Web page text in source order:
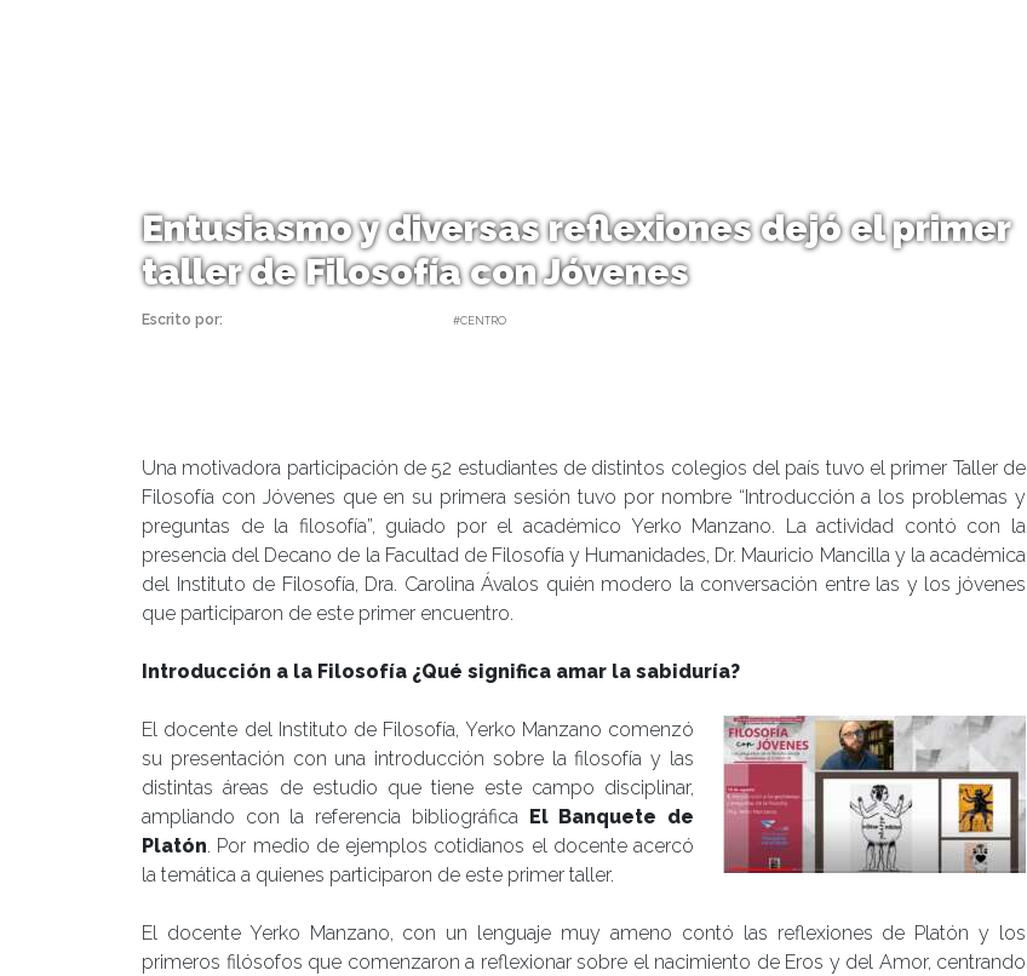
Entusiasmo y diversas reflexiones dejó el primer
taller de Filosofía con Jóvenes
Escrito por: #CENTRO
Una motivadora participación de 52 estudiantes de distintos colegios del país tuvo el primer Taller de
Filosofía con Jóvenes que en su primera sesión tuvo por nombre “Introducción a los problemas y
preguntas de la filosofía”, guiado por el académico Yerko Manzano. La actividad contó con la
presencia del Decano de la Facultad de Filosofía y Humanidades, Dr. Mauricio Mancilla y la académica
del Instituto de Filosofía, Dra. Carolina Ávalos quién modero la conversación entre las y los jóvenes
que participaron de este primer encuentro.
Introducción a la Filosofía ¿Qué significa amar la sabiduría?
El docente del Instituto de Filosofía, Yerko Manzano comenzó
su presentación con una introducción sobre la filosofía y las
distintas áreas de estudio que tiene este campo disciplinar,
ampliando con la referencia bibliográfica El Banquete de
Platón. Por medio de ejemplos cotidianos el docente acercó
la temática a quienes participaron de este primer taller.
El docente Yerko Manzano, con un lenguaje muy ameno contó las reflexiones de Platón y los
primeros filósofos que comenzaron a reflexionar sobre el nacimiento de Eros y del Amor, centrando